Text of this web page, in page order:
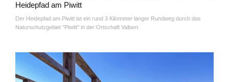
Heidepfad am Piwitt
Der Heidepfad am Piwitt ist ein rund 3 Kilometer langer Rundweg durch das
Naturschutzgebiet "Piwitt" in der Ortschaft Valbert.